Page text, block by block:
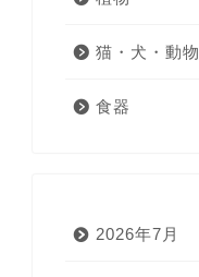
猫・犬・動物
食器
2026年7月